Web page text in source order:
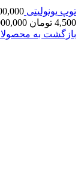
توپ یونولیتی
4,500 تومان through 8,000,000 تومان
بازگشت به